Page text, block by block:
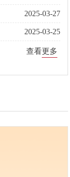
2025-03-27
2025-03-25
查看更多